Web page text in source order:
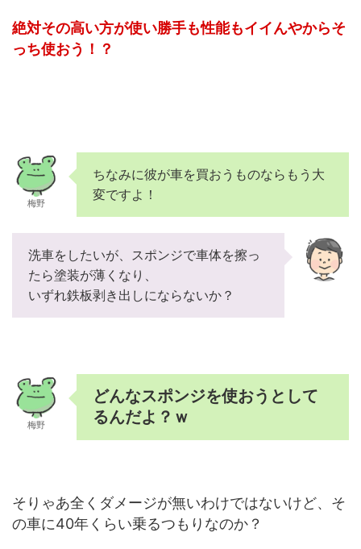
絶対その高い方が使い勝手も性能もイイんやからそ
っち使おう！？
梅野
ちなみに彼が車を買おうものならもう大
変ですよ！
洗車をしたいが、スポンジで車体を擦っ
たら塗装が薄くなり、
いずれ鉄板剥き出しにならないか？
梅野
どんなスポンジを使おうとして
るんだよ？ｗ
そりゃあ全くダメージが無いわけではないけど、そ
の車に40年くらい乗るつもりなのか？